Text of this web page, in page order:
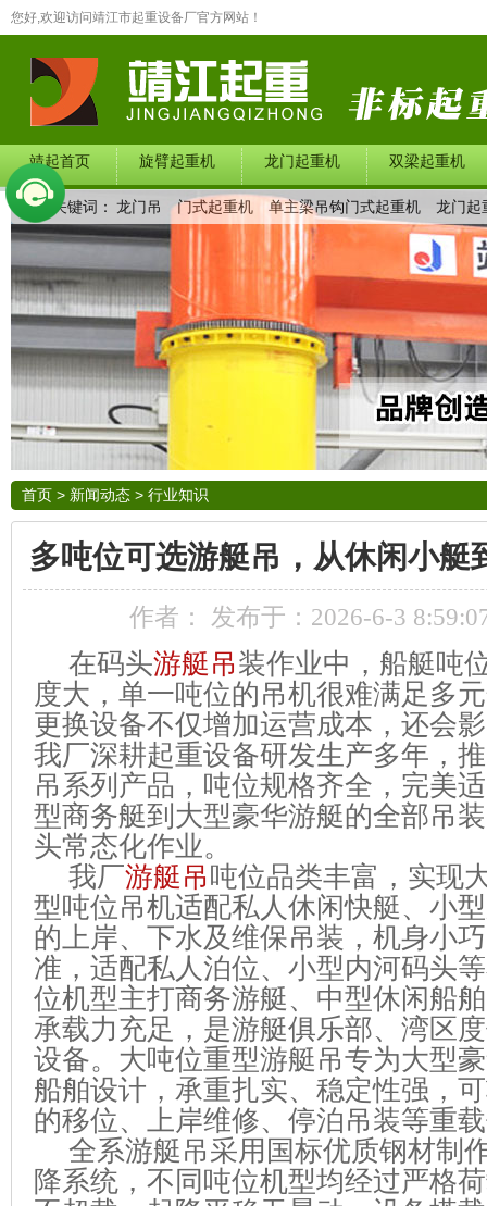
您好,欢迎访问靖江市起重设备厂官方网站！
靖起首页 旋臂起重机 龙门起重机 双梁起重机
在线留言 联系我们 产品中心
热门关键词： 龙门吊 门式起重机 单主梁吊钩门式起重机 龙门起
首页 > 新闻动态 > 行业知识
多吨位可选游艇吊，从休闲小艇
作者： 发布于：2026-6-3
在码头游艇吊装作业中，船艇吨
度大，单一吨位的吊机很难满足多
更换设备不仅增加运营成本，还会
我厂深耕起重设备研发生产多年，
吊 系列产品，吨位规格齐全，完美
型商务艇到大型豪华游艇的全部吊
头常态化作业。
我厂游艇吊吨位品类丰富，实现
型吨位吊机适配私人休闲快艇、小
的上岸、下水及维保吊装，机身小
准，适配私人泊位、小型内河码头
位机型主打商务游艇、中型休闲船
承载力充足，是游艇俱乐部、湾区
设备。大吨位重型游艇吊专为大型
船舶设计，承重扎实、稳定性强，
的移位、上岸维修、停泊吊装等重
全系游艇吊采用国标优质钢材制
降系统，不同吨位机型均经过严格